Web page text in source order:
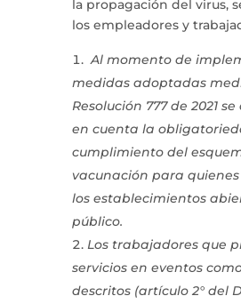
la propagación del virus,
los empleadores y
Al momento de
medidas adoptadas
Resolución 777 de 2021
en cuenta la
cumplimiento del
vacunación para
los establecimientos
público.
Los trabajadores que
servicios en eventos
descritos (artículo 2° del